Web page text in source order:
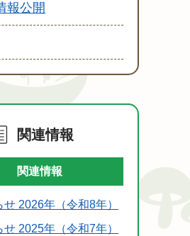
報公開
関連情報
関連情報
せ 2026年（令和8年）
せ 2025年（令和7年）